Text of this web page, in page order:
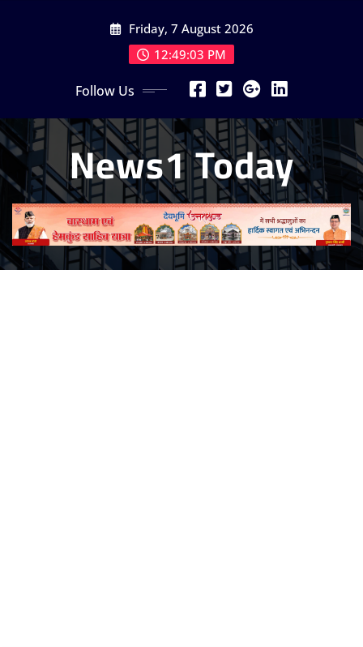
Friday, 7 August 2026
12:49:04 PM
Follow Us
News1 Today